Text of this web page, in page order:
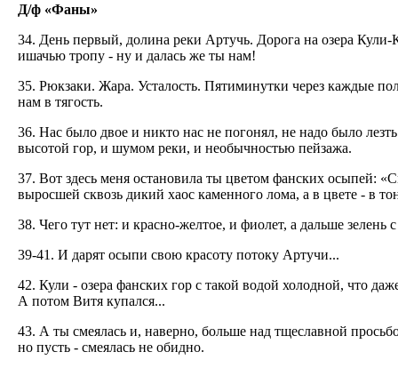
Д/ф «Фаны»
34. День первый, долина реки Артучь. Дорога на озера Кули-
ишачью тропу - ну и далась же ты нам!
35. Рюкзаки. Жара. Усталость. Пятиминутки через каждые
нам в тягость.
36. Нас было двое и никто нас не погонял, не надо было
высотой гор, и шумом реки, и необычностью пейзажа.
37. Вот здесь меня остановила ты цветом фанских осыпей:
выросшей сквозь дикий хаос каменного лома, а в цвете - в
38. Чего тут нет: и красно-желтое, и фиолет, а дальше зелень
39-41. И дарят осыпи свою красоту потоку Артучи...
42. Кули - озера фанских гор с такой водой холодной, что
А потом Витя купался...
43. А ты смеялась и, наверно, больше над тщеславной
но пусть - смеялась не обидно.